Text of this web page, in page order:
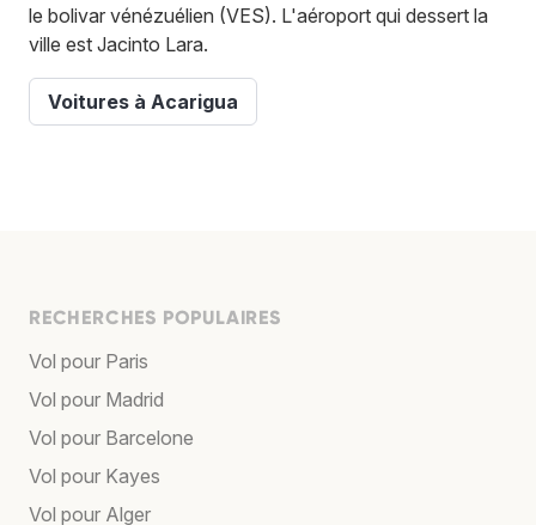
le bolivar vénézuélien (VES). L'aéroport qui dessert la
ville est Jacinto Lara.
Voitures à Acarigua
RECHERCHES POPULAIRES
Vol pour Paris
Vol pour Madrid
Vol pour Barcelone
Vol pour Kayes
Vol pour Alger